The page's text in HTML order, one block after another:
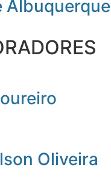
Albuquerque
Oliveira